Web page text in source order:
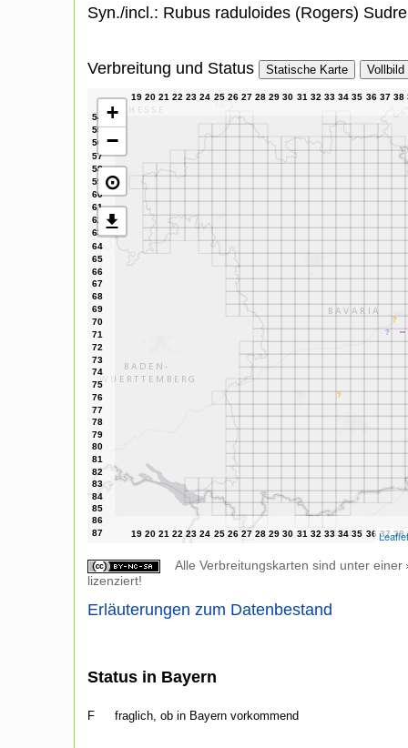
Syn./incl.: Rubus raduloides (Rogers) Sudre
Verbreitung und Status Statische Karte Vollbild
+
−
⊙
Leaflet
Alle Verbreitungskarten sind unter einer
lizenziert!
Erläuterungen zum Datenbestand
Status in Bayern
F fraglich, ob in Bayern vorkommend